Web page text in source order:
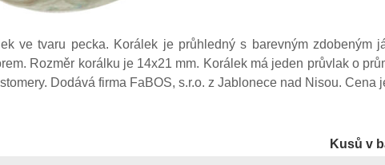
ve tvaru pecka. Korálek je průhledný s barevným zdobeným
Rozměr korálku je 14x21 mm. Korálek má jeden průvlak o
Dodává firma FaBOS, s.r.o. z Jablonece nad Nisou. Cena
Kusů v